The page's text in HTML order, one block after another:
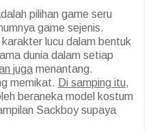
pilihan game seru
game sejenis.
lucu dalam bentuk
dunia dalam setiap
juga menantang.
memikat. Di samping itu,
beraneka model kostum
Sackboy supaya